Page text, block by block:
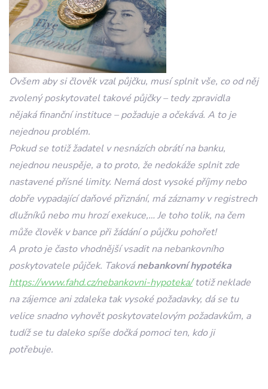
Ovšem aby si člověk vzal půjčku, musí splnit vše, co od něj
zvolený poskytovatel takové půjčky – tedy zpravidla
nějaká finanční instituce – požaduje a očekává. A to je
nejednou problém.
Pokud se totiž žadatel v nesnázích obrátí na banku,
nejednou neuspěje, a to proto, že nedokáže splnit zde
nastavené přísné limity. Nemá dost vysoké příjmy nebo
dobře vypadající daňové přiznání, má záznamy v registrech
dlužníků nebo mu hrozí exekuce,… Je toho tolik, na čem
může člověk v bance při žádání o půjčku pohořet!
A proto je často vhodnější vsadit na nebankovního
poskytovatele půjček. Takovánebankovní hypotéka
https://www.fahd.cz/nebankovni-hypoteka/ totiž neklade
na zájemce ani zdaleka tak vysoké požadavky, dá se tu
velice snadno vyhovět poskytovatelovým požadavkům, a
tudíž se tu daleko spíše dočká pomoci ten, kdo ji
potřebuje.